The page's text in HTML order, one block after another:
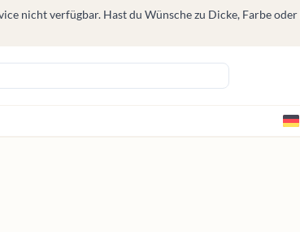
nicht verfügbar. Hast du Wünsche zu Dicke, Farbe oder